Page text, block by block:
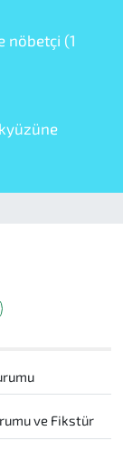
nöbetçi (1
ve Fikstür